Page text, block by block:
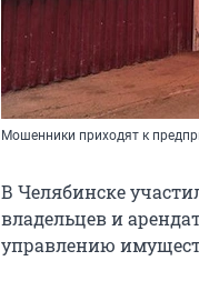
Мошенники приходят к
В Челябинске
владельцев и
управлению